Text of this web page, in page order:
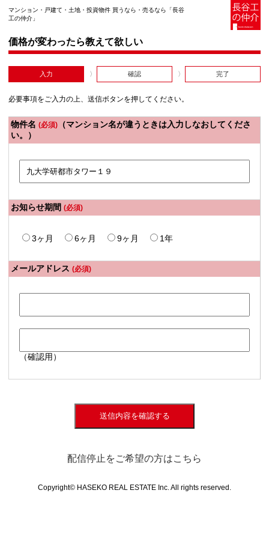
マンション・戸建て・土地・投資物件 買うなら・売るなら「長谷
工の仲介」
価格が変わったら教えて欲しい
入力 確認 完了
必要事項をご入力の上、送信ボタンを押してください。
物件名 (必須) （マンション名が違うときは入力しなおしてくださ
い。）
お知らせ期間 (必須)
3ヶ月 6ヶ月 9ヶ月 1年
メールアドレス (必須)
（確認用）
送信内容を確認する
配信停止をご希望の方はこちら
Copyright© HASEKO REAL ESTATE Inc. All rights reserved.